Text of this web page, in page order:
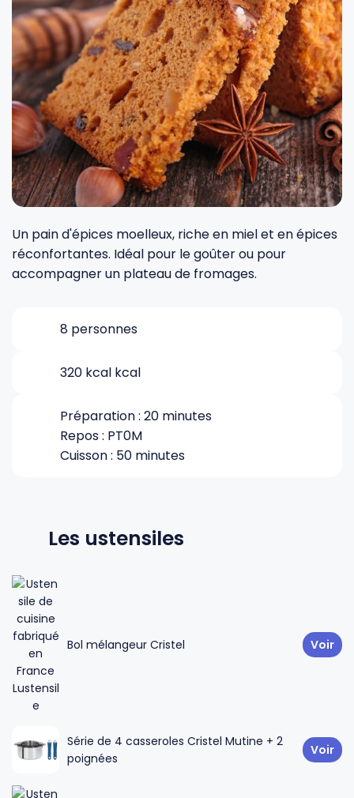
Fourches et fourchettes
Écumoires
Baguettes
Pilons
Presse-agrumes
Pinceaux
Couteaux à fromage
Couteaux à huîtres
Couteaux à pain
Couteaux filet de sole
Couteaux tranchelard
Éplucheurs et zesteurs
Aiguiseurs
Plats et plaques
Moules
Cercles à tarte
Couvercles
Manches et poignées
Nogent
Opinel
De Buyer
Cristel
Tefal
SIF Unis
Un pain d'épices moelleux, riche en miel et en épices
réconfortantes. Idéal pour le goûter ou pour
accompagner un plateau de fromages.
8 personnes
320 kcal kcal
Préparation : 20 minutes
Repos : PT0M
Cuisson : 50 minutes
Les ustensiles
Bol mélangeur Cristel Voir
Série de 4 casseroles Cristel Mutine + 2
poignées
Voir